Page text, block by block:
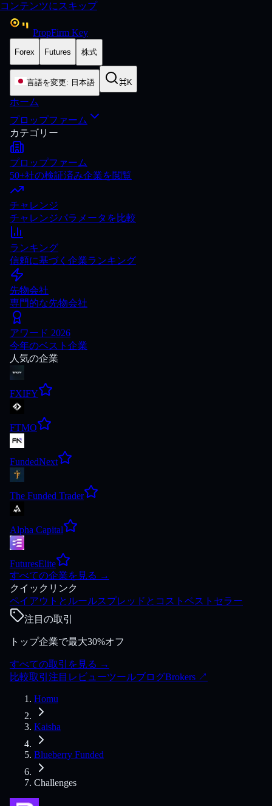
コンテンツにスキップ
PropFirm Key
Forex Futures 株式
言語を変更: 日本語 ⌘K
ホーム
プロップファーム
カテゴリー
プロップファーム
50+社の検証済み企業を閲覧
チャレンジ
チャレンジパラメータを比較
ランキング
信頼に基づく企業ランキング
先物会社
専門的な先物会社
アワード 2026
今年のベスト企業
人気の企業
FXIFY
FTMO
FundedNext
The Funded Trader
Alpha Capital
FuturesElite
すべての企業を見る →
クイックリンク
ペイアウトとルールスプレッドとコスト ベストセラー
注目の取引
トップ企業で最大30%オフ
すべての取引を見る →
比較取引 注目 レビューツールブログBrokers ↗
Homu
Kaisha
Blueberry Funded
Challenges